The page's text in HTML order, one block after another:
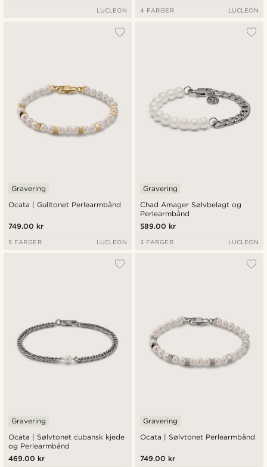
LUCLEON 4 FARGER LUCLEON
Ocata | Gulltonet Perlearmbånd
Gravering
749.00 kr
5 FARGER LUCLEON
Chad Amager Sølvbelagt og
Perlearmbånd
Gravering
589.00 kr
3 FARGER LUCLEON
Ocata | Sølvtonet cubansk kjede
og Perlearmbånd
Gravering
469.00 kr
Ocata | Sølvtonet Perlearmbånd
Gravering
749.00 kr